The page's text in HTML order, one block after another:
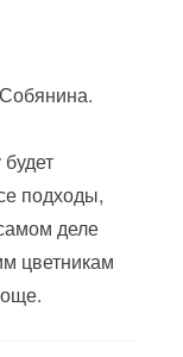
подходы,
деле
цветникам